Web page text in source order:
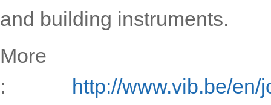
and building instruments.
More
: http://www.vib.be/